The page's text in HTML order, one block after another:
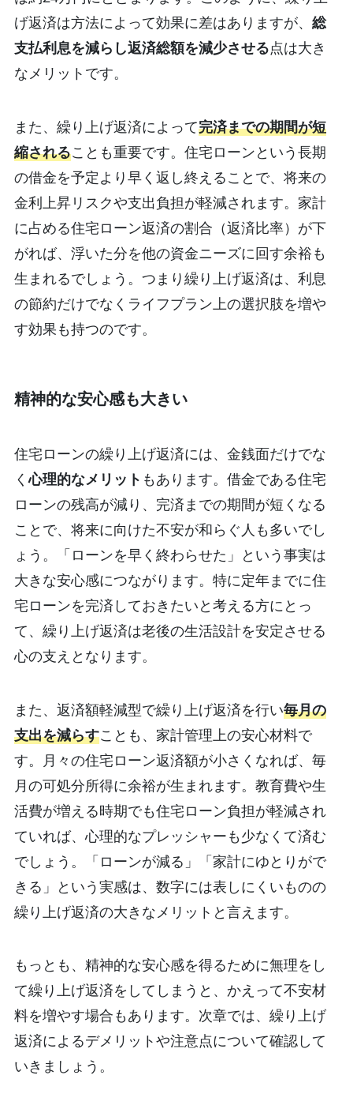
げ返済は方法によって効果に差はありますが、 総
支払利息を減らし返済総額を減少させる点は大き
なメリットです。
また、繰り上げ返済によって完済までの期間が短
縮されることも重要です。住宅ローンという長期
の借金を予定より早く返し終えることで、将来の
金利上昇リスクや支出負担が軽減されます。家計
に占める住宅ローン返済の割合（返済比率）が下
がれば、浮いた分を他の資金ニーズに回す余裕も
生まれるでしょう。つまり繰り上げ返済は、利息
の節約だけでなくライフプラン上の選択肢を増や
す効果も持つのです。
精神的な安心感も大きい
住宅ローンの繰り上げ返済には、金銭面だけでな
く心理的なメリット もあります。借金である住宅
ローンの残高が減り、完済までの期間が短くなる
ことで、将来に向けた不安が和らぐ人も多いでし
ょう。「ローンを早く終わらせた」という事実は
大きな安心感につながります。特に定年までに住
宅ローンを完済しておきたいと考える方にとっ
て、繰り上げ返済は老後の生活設計を安定させる
心の支えとなります。
また、返済額軽減型で繰り上げ返済を行い毎月の
支出を減らすことも、家計管理上の安心材料で
す。月々の住宅ローン返済額が小さくなれば、毎
月の可処分所得に余裕が生まれます。教育費や生
活費が増える時期でも住宅ローン負担が軽減され
ていれば、心理的なプレッシャーも少なくて済む
でしょう。「ローンが減る」「家計にゆとりがで
きる」という実感は、数字には表しにくいものの
繰り上げ返済の大きなメリットと言えます。
もっとも、精神的な安心感を得るために無理をし
て繰り上げ返済をしてしまうと、かえって不安材
料を増やす場合もあります。次章では、繰り上げ
返済によるデメリットや注意点について確認して
いきましょう。